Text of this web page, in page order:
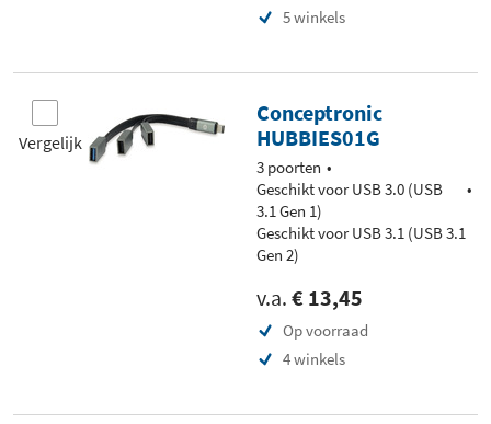
5 winkels
Vergelijk
Conceptronic
HUBBIES01G
3 poorten
Geschikt voor USB 3.0 (USB
3.1 Gen 1)
Geschikt voor USB 3.1 (USB 3.1
Gen 2)
v.a. € 13,45
Op voorraad
4 winkels